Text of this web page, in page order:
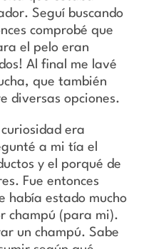
Seguí buscando
comprobé que
el pelo eran
Al final me lavé
que también
diversas opciones.
era
a mi tía el
y el porqué de
Fue entonces
había estado mucho
champú (para mi).
un champú. Sabe